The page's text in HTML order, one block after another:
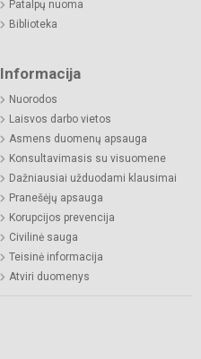
Patalpų nuoma
Biblioteka
Informacija
Nuorodos
Laisvos darbo vietos
Asmens duomenų apsauga
Konsultavimasis su visuomene
Dažniausiai užduodami klausimai
Pranešėjų apsauga
Korupcijos prevencija
Civilinė sauga
Teisinė informacija
Atviri duomenys